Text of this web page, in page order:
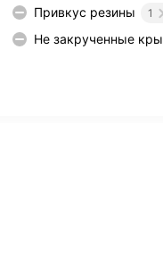
Привкус резины 1
Не закрученные